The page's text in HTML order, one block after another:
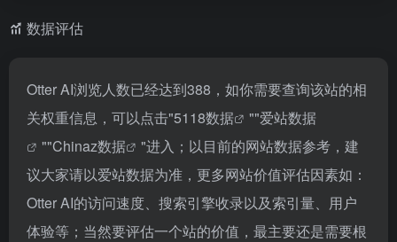
数据评估
Otter AI浏览人数已经达到388，如你需要查询该站的相
关权重信息，可以点击"5118数据 ""爱站数据
""Chinaz数据
"进入；以目前的网站数据参考，建
议大家请以爱站数据为准，更多网站价值评估因素如：
Otter AI的访问速度、搜索引擎收录以及索引量、用户
体验等；当然要评估一个站的价值，最主要还是需要根